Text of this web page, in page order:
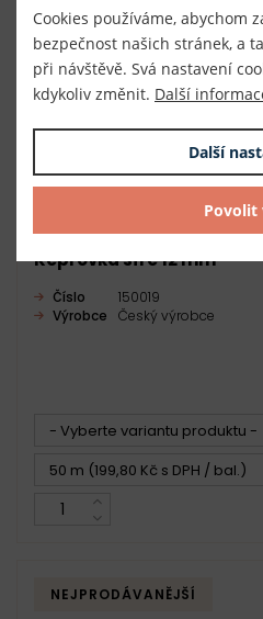
Keprovka šíře 12 mm
Číslo
150019
Výrobce
Český výrobce
- Vyberte variantu produktu -
50 m (199,80 Kč s DPH / bal.)
NEJPRODÁVANĚJŠÍ
Cookies používáme, abychom
bezpečnost našich stránek, a
při návštěvě. Svá nastavení
kdykoliv změnit. Další
Další
Povolit